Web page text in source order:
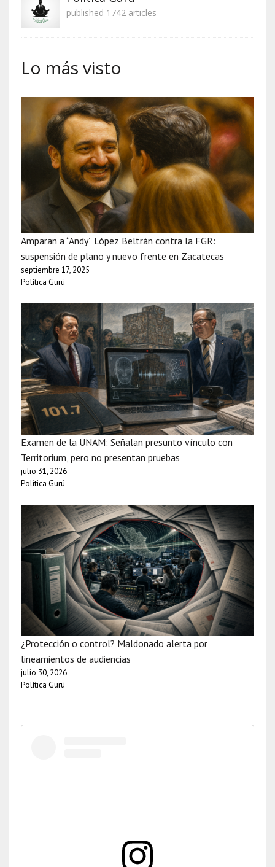
published 1742 articles
Lo más visto
Amparan a “Andy” López Beltrán contra la FGR:
suspensión de plano y nuevo frente en Zacatecas
septiembre 17, 2025
Política Gurú
Examen de la UNAM: Señalan presunto vínculo con
Territorium, pero no presentan pruebas
julio 31, 2026
Política Gurú
¿Protección o control? Maldonado alerta por
lineamientos de audiencias
julio 30, 2026
Política Gurú